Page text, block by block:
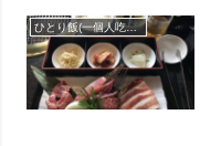
ひとり飯(一個人吃飯系列)